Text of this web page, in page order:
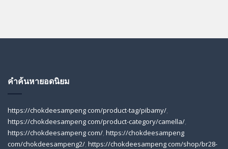
คำค้นหายอดนิยม
https://chokdeesampeng com/product-tag/pibamy/,
https://chokdeesampeng com/product-category/camella/,
https://chokdeesampeng com/, https://chokdeesampeng
com/chokdeesampeng2/, https://chokdeesampeng com/shop/br28-